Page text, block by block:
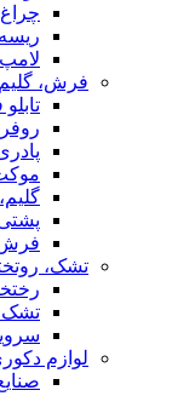
ریسه
فرش،
پادری
پشتی
فرش
تشک،
تشک
لوازم